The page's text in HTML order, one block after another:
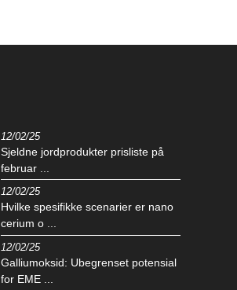
12/02/25
Sjeldne jordprodukter prisliste på
februar ...
12/02/25
Hvilke spesifikke scenarier er nano
cerium o ...
12/02/25
Galliumoksid: Ubegrenset potensial
for EME ...